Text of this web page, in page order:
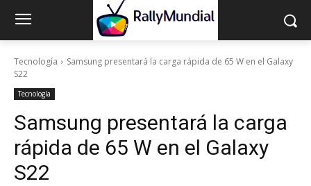
Tecnología
Samsung presentará la carga rápida de 65 W en el Galaxy
S22
Tecnología
Samsung presentará la carga
rápida de 65 W en el Galaxy
S22